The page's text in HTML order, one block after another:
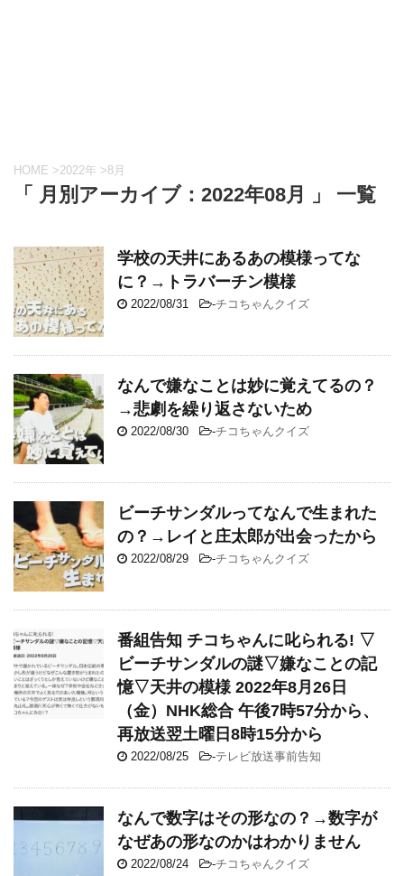
HOME >2022年 >8月
「 月別アーカイブ：2022年08月 」 一覧
学校の天井にあるあの模様ってな
に？→トラバーチン模様
2022/08/31 -チコちゃんクイズ
なんで嫌なことは妙に覚えてるの？
→悲劇を繰り返さないため
2022/08/30 -チコちゃんクイズ
ビーチサンダルってなんで生まれた
の？→レイと庄太郎が出会ったから
2022/08/29 -チコちゃんクイズ
番組告知 チコちゃんに叱られる! ▽
ビーチサンダルの謎▽嫌なことの記
憶▽天井の模様 2022年8月26日
（金）NHK総合 午後7時57分から、
再放送翌土曜日8時15分から
2022/08/25 -テレビ放送事前告知
なんで数字はその形なの？→数字が
なぜあの形なのかはわかりません
2022/08/24 -チコちゃんクイズ